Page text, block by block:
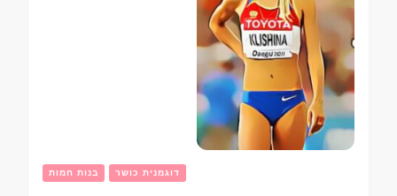
בנות חמות דוגמנית כושר